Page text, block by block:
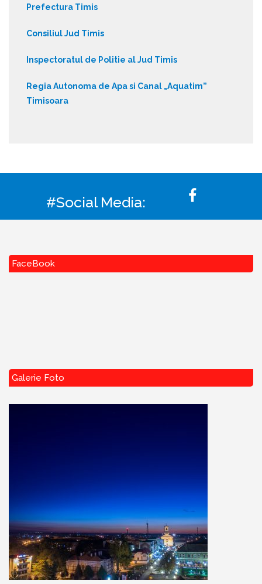
Prefectura Timis
Consiliul Jud Timis
Inspectoratul de Politie al Jud Timis
Regia Autonoma de Apa si Canal „Aquatim”
Timisoara
#Social Media:
FaceBook
Galerie Foto